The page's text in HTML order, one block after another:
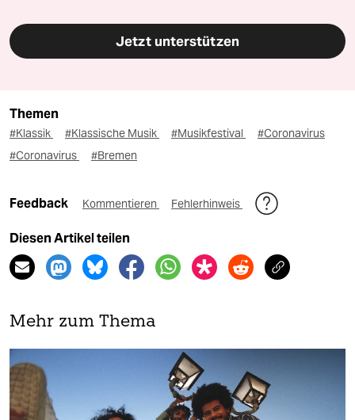
Jetzt unterstützen
Themen
#Klassik #Klassische Musik #Musikfestival
#Coronavirus
#Coronavirus
#Bremen
Feedback Kommentieren Fehlerhinweis
Diesen Artikel teilen
Mehr zum Thema